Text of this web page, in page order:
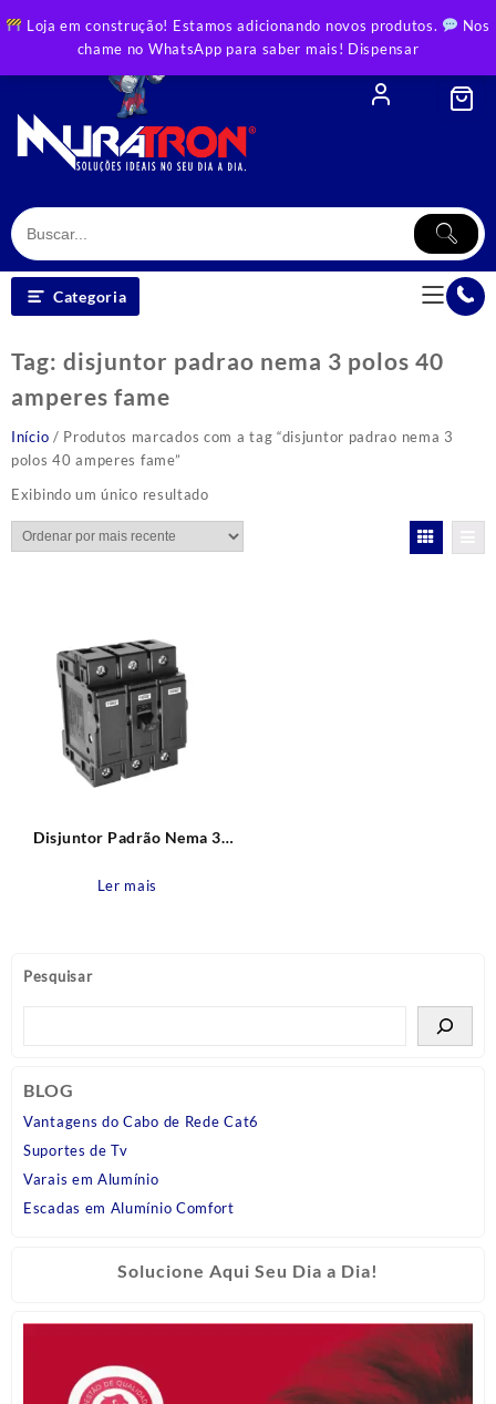
Loja em construção! Estamos adicionando novos produtos.
Nos
chame no WhatsApp para saber mais! Dispensar
to
Categoria
Pesquisar
BLOG
Vantagens do Cabo de Rede Cat6
Suportes de Tv
Varais em Alumínio
Escadas em Alumínio Comfort
Solucione Aqui Seu Dia a Dia!
Tag: disjuntor padrao nema 3 polos 40
amperes fame
Início / Produtos marcados com a tag “disjuntor padrao nema 3
polos 40 amperes fame”
Exibindo um único resultado
Disjuntor Padrão Nema 3
Ler mais